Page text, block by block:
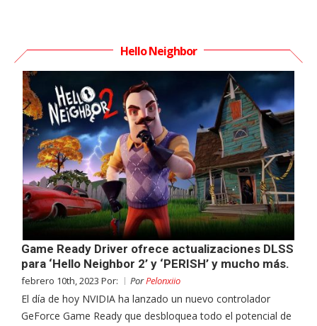
Hello Neighbor
Game Ready Driver ofrece actualizaciones DLSS
para ‘Hello Neighbor 2’ y ‘PERISH’ y mucho más.
febrero 10th, 2023 Por: PorPelonxiio
El día de hoy NVIDIA ha lanzado un nuevo controlador
GeForce Game Ready que desbloquea todo el potencial de